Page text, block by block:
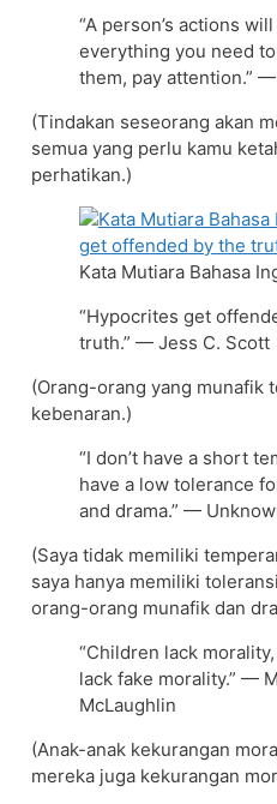
“A person’s actions
everything you need
them, pay attention.”
(Tindakan seseorang akan
semua yang perlu kamu
perhatikan.)
Kata Mutiara Bahasa
“Hypocrites get
truth.” — Jess C. Scott
(Orang-orang yang munafik
kebenaran.)
“I don’t have a short
have a low tolerance
and drama.” —
(Saya tidak memiliki
saya hanya memiliki
orang-orang munafik dan
“Children lack
lack fake morality.” —
McLaughlin
(Anak-anak kekurangan
mereka juga kekurangan